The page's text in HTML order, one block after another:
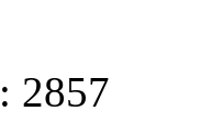
2857